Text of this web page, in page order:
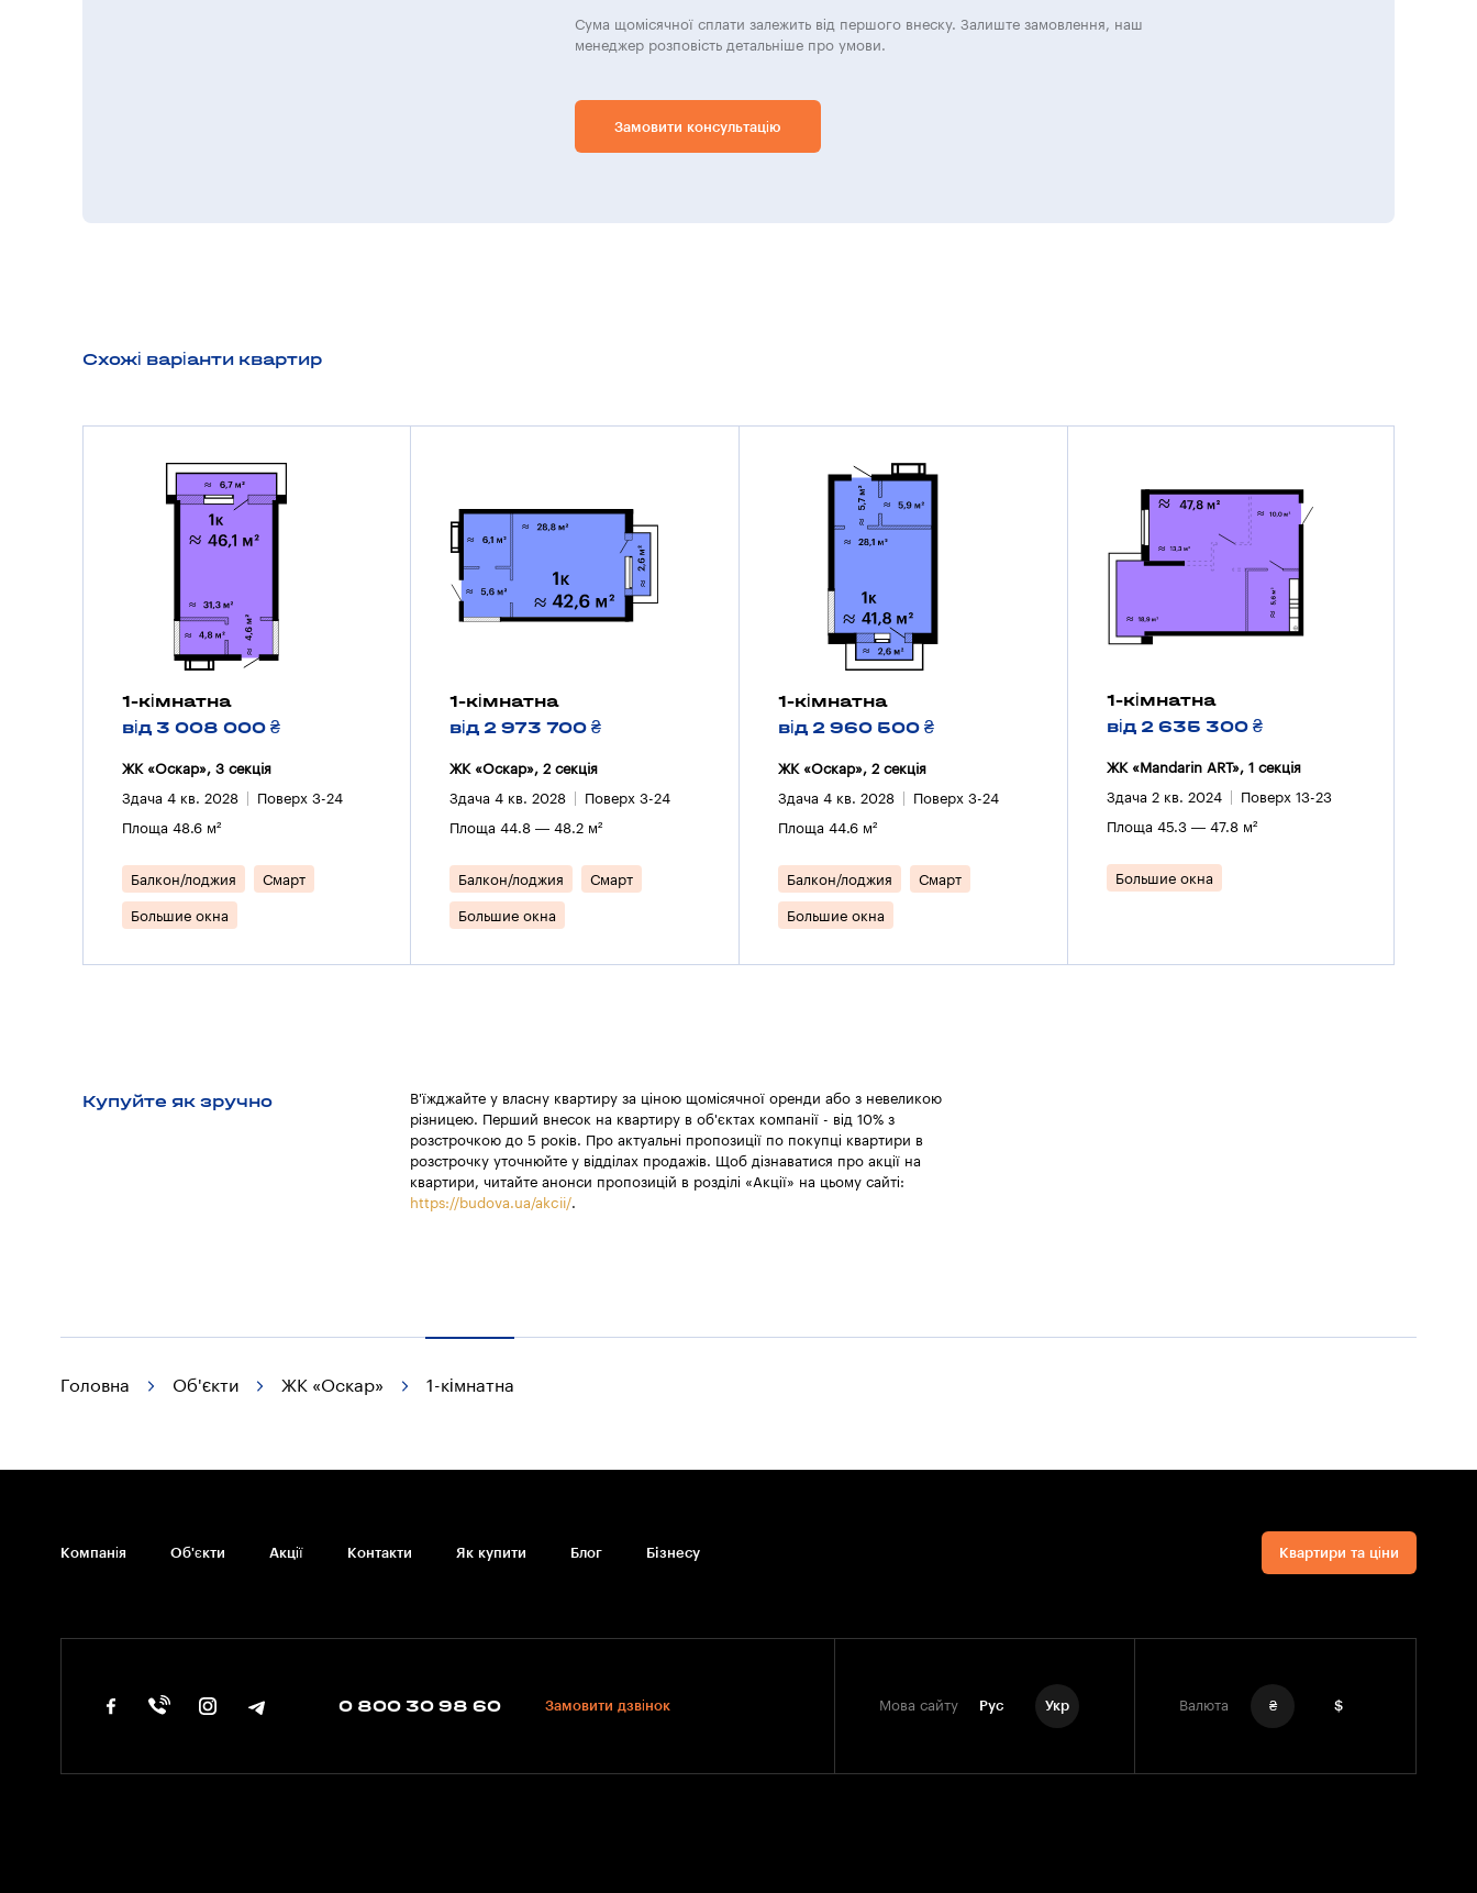
Сума щомісячної сплати залежить від першого внеску. Залиште замовлення, наш
менеджер розповість детальніше про умови.
Замовити консультацію
Схожі варіанти квартир
1-кімнатна
від 3 008 000 ₴
ЖК «Оскар», 3 секцiя
Здача 4 кв. 2028 Поверх 3-24
Площа 48.6 м²
Балкон/лоджия Смарт
Большие окна
1-кімнатна
від 2 973 700 ₴
ЖК «Оскар», 2 секцiя
Здача 4 кв. 2028 Поверх 3-24
Площа 44.8 — 48.2 м²
Балкон/лоджия Смарт
Большие окна
1-кімнатна
від 2 960 500 ₴
ЖК «Оскар», 2 секцiя
Здача 4 кв. 2028 Поверх 3-24
Площа 44.6 м²
Балкон/лоджия Смарт
Большие окна
1-кімнатна
від 2 635 300 ₴
ЖК «Mandarin ART», 1 секцiя
Здача 2 кв. 2024 Поверх 13-23
Площа 45.3 — 47.8 м²
Большие окна
Купуйте як зручно
В'їжджайте у власну квартиру за ціною щомісячної оренди або з невеликою
різницею. Перший внесок на квартиру в об'єктах компанії - від 10% з
розстрочкою до 5 років. Про актуальні пропозиції по покупці квартири в
розстрочку уточнюйте у відділах продажів. Щоб дізнаватися про акції на
квартири, читайте анонси пропозицій в розділі «Акції» на цьому сайті:
https://budova.ua/akcii/.
Головна Об'єкти ЖК «Оскар» 1-кімнатна
Компанія Об'єкти Акції Контакти Як купити Блог Бiзнесу Квартири та ціни
0 800 30 98 60 Замовити дзвінок Мова сайту Рус Укр Валюта ₴ $